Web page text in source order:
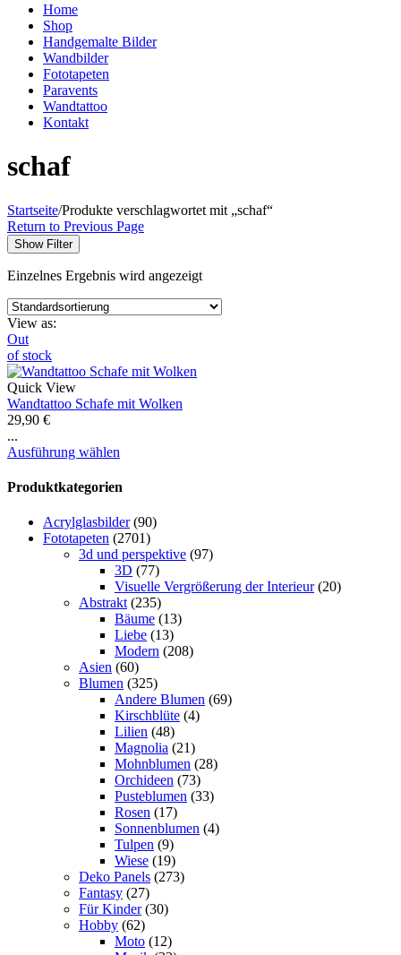
Home
Shop
Handgemalte Bilder
Wandbilder
Fototapeten
Paravents
Wandtattoo
Kontakt
schaf
Startseite/Produkte verschlagwortet mit „schaf“
Return to Previous Page
Show Filter
Einzelnes Ergebnis wird angezeigt
View as:
Out
of stock
Quick View
Wandtattoo Schafe mit Wolken
29,90 €
...
Ausführung wählen
Produktkategorien
Acrylglasbilder (90)
Fototapeten (2701)
3d und perspektive (97)
3D (77)
Visuelle Vergrößerung der Interieur (20)
Abstrakt (235)
Bäume (13)
Liebe (13)
Modern (208)
Asien (60)
Blumen (325)
Andere Blumen (69)
Kirschblüte (4)
Lilien (48)
Magnolia (21)
Mohnblumen (28)
Orchideen (73)
Pusteblumen (33)
Rosen (17)
Sonnenblumen (4)
Tulpen (9)
Wiese (19)
Deko Panels (273)
Fantasy (27)
Für Kinder (30)
Hobby (62)
Moto (12)